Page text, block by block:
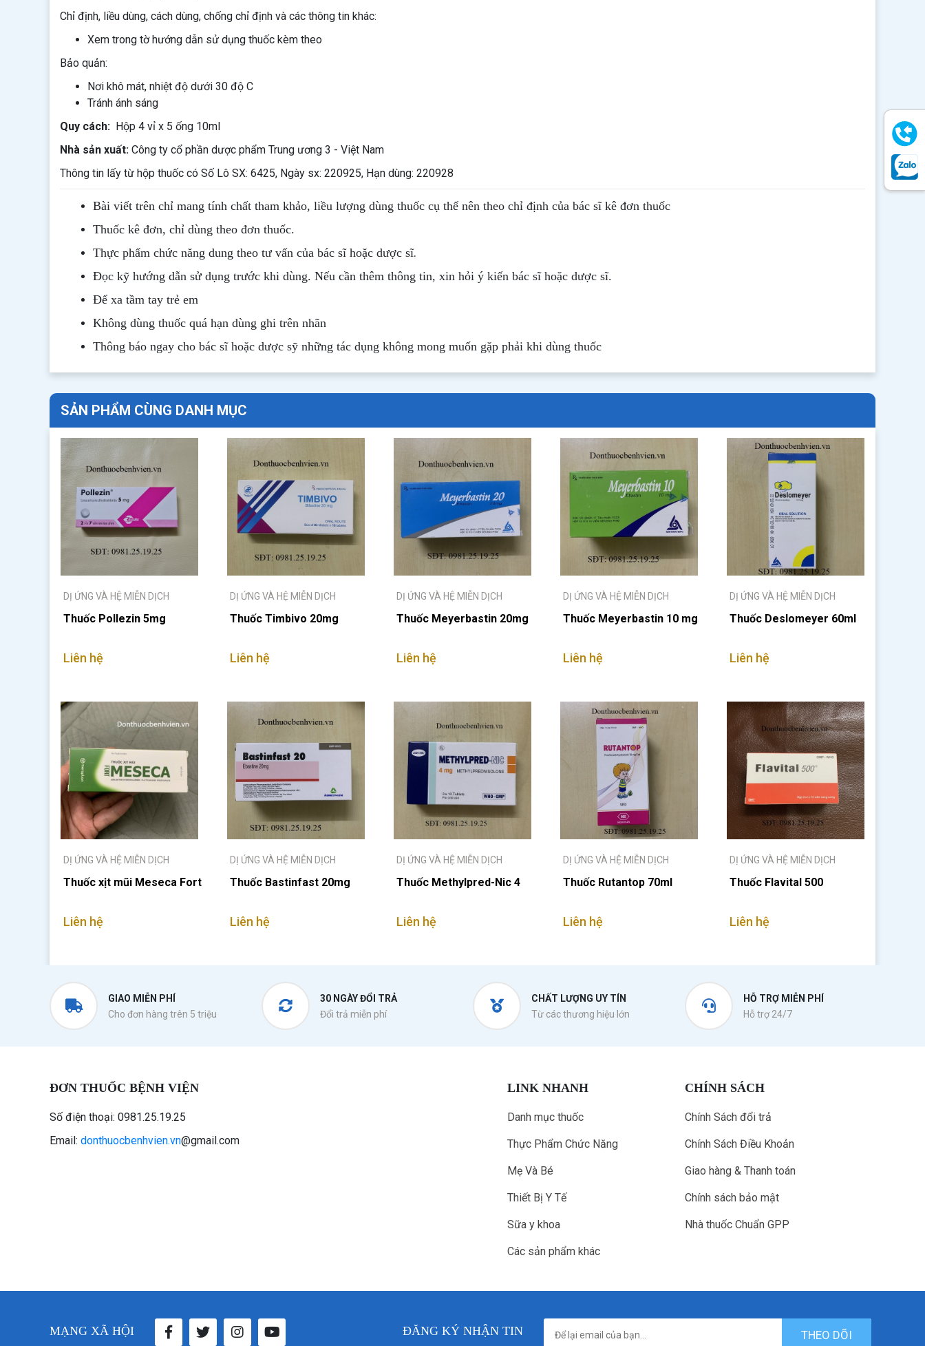
Chỉ định, liều dùng, cách dùng, chống chỉ định và các thông tin khác:
Xem trong tờ hướng dẫn sử dụng thuốc kèm theo
Bảo quản:
Nơi khô mát, nhiệt độ dưới 30 độ C
Tránh ánh sáng
Quy cách: Hộp 4 vỉ x 5 ống 10ml
Nhà sản xuất: Công ty cổ phần dược phẩm Trung ương 3 - Việt Nam
Thông tin lấy từ hộp thuốc có Số Lô SX: 6425, Ngày sx: 220925, Hạn dùng: 220928
Bài viết trên chỉ mang tính chất tham khảo, liều lượng dùng thuốc cụ thể nên theo chỉ định của bác sĩ kê đơn thuốc
Thuốc kê đơn, chỉ dùng theo đơn thuốc.
Thực phẩm chức năng dung theo tư vấn của bác sĩ hoặc dược sĩ.
Đọc kỹ hướng dẫn sử dụng trước khi dùng. Nếu cần thêm thông tin, xin hỏi ý kiến bác sĩ hoặc dược sĩ.
Để xa tầm tay trẻ em
Không dùng thuốc quá hạn dùng ghi trên nhãn
Thông báo ngay cho bác sĩ hoặc dược sỹ những tác dụng không mong muốn gặp phải khi dùng thuốc
SẢN PHẨM CÙNG DANH MỤC
DỊ ỨNG VÀ HỆ MIỄN DỊCH
Thuốc Pollezin 5mg
Liên hệ
DỊ ỨNG VÀ HỆ MIỄN DỊCH
Thuốc Timbivo 20mg
Liên hệ
DỊ ỨNG VÀ HỆ MIỄN DỊCH
Thuốc Meyerbastin 20mg
Liên hệ
DỊ ỨNG VÀ HỆ MIỄN DỊCH
Thuốc Meyerbastin 10 mg
Liên hệ
DỊ ỨNG VÀ HỆ MIỄN DỊCH
Thuốc Deslomeyer 60ml
Liên hệ
DỊ ỨNG VÀ HỆ MIỄN DỊCH
Thuốc xịt mũi Meseca Fort
Liên hệ
DỊ ỨNG VÀ HỆ MIỄN DỊCH
Thuốc Bastinfast 20mg
Liên hệ
DỊ ỨNG VÀ HỆ MIỄN DỊCH
Thuốc Methylpred-Nic 4
Liên hệ
DỊ ỨNG VÀ HỆ MIỄN DỊCH
Thuốc Rutantop 70ml
Liên hệ
DỊ ỨNG VÀ HỆ MIỄN DỊCH
Thuốc Flavital 500
Liên hệ
GIAO MIỄN PHÍ
Cho đơn hàng trên 5 triệu
30 NGÀY ĐỔI TRẢ
Đổi trả miễn phí
CHẤT LƯỢNG UY TÍN
Từ các thương hiệu lớn
HỖ TRỢ MIỄN PHÍ
Hỗ trợ 24/7
ĐƠN THUỐC BỆNH VIỆN
Số điện thoại: 0981.25.19.25
Email: donthuocbenhvien.vn@gmail.com
LINK NHANH
Danh mục thuốc
Thực Phẩm Chức Năng
Mẹ Và Bé
Thiết Bị Y Tế
Sữa y khoa
Các sản phẩm khác
CHÍNH SÁCH
Chính Sách đổi trả
Chính Sách Điều Khoản
Giao hàng & Thanh toán
Chính sách bảo mật
Nhà thuốc Chuẩn GPP
MẠNG XÃ HỘI ĐĂNG KÝ NHẬN TIN THEO DÕI